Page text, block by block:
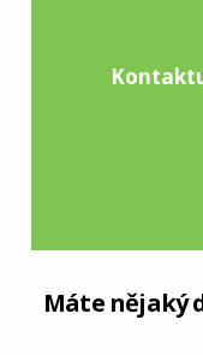
Máte nějaký